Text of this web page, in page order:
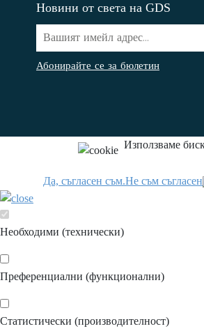
Новини от света на GDS
Абонирайте се за бюлетин
Използваме
Да, съгласен съм.Не съм съгласен
Необходими (технически)
Преференциални (функционални)
Статистически (производителност)